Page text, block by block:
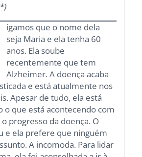
igamos que o nome dela
seja Maria e ela tenha 60
anos. Ela soube
recentemente que tem
Alzheimer. A doença acaba
e está atualmente nos
Apesar de tudo, ela está
o que está acontecendo com
progresso da doença. O
e ela prefere que ninguém
A incomoda. Para lidar